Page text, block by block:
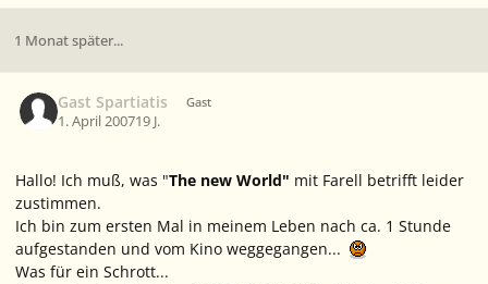
1 Monat später...
Gast Spartiatis Gast
1. April 200719 J.
Hallo! Ich muß, was "The new World" mit Farell betrifft leider
zustimmen.
Ich bin zum ersten Mal in meinem Leben nach ca. 1 Stunde
aufgestanden und vom Kino weggegangen...
Was für ein Schrott...